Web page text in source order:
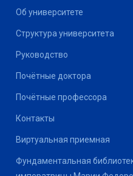
Об университете
Структура университета
Руководство
Почётные доктора
Почётные профессора
Контакты
Виртуальная приемная
Фундаментальная